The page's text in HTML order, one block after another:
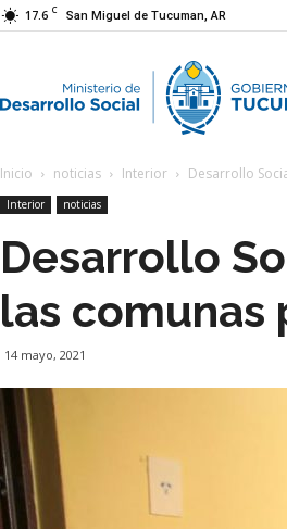
17.6 C San Miguel de Tucuman, AR
Inicio noticias Interior Desarrollo
Interior noticias
Desarrollo
las comunas
14 mayo, 2021